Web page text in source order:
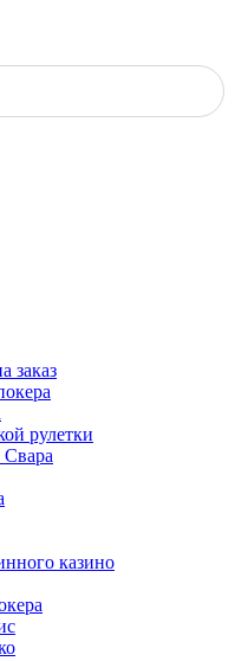
заказ
рулетки
Свара
казино